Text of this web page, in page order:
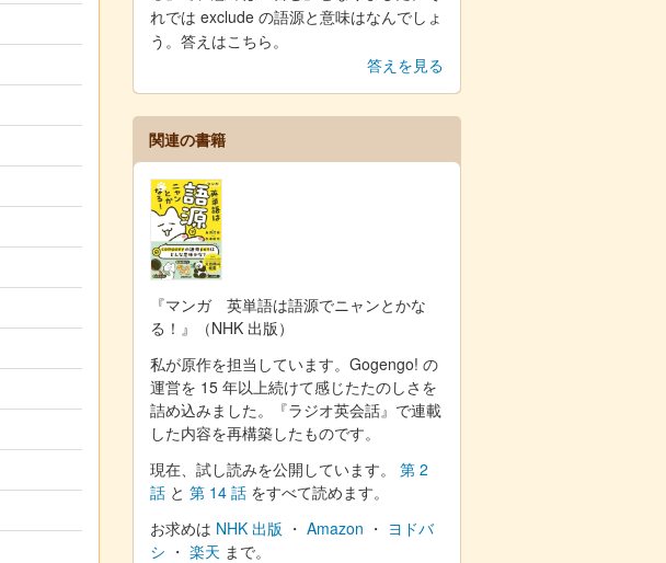
れでは exclude の語源と意味はなんでしょ
う。答えはこちら。
答えを見る
関連の書籍
『マンガ 英単語は語源でニャンとかな
る！』（NHK 出版）
私が原作を担当しています。Gogengo! の
運営を 15 年以上続けて感じたたのしさを
詰め込みました。『ラジオ英会話』で連載
した内容を再構築したものです。
現在、試し読みを公開しています。 第 2
話 と 第 14 話 をすべて読めます。
お求めは NHK 出版 ・ Amazon ・ ヨドバ
シ ・ 楽天 まで。